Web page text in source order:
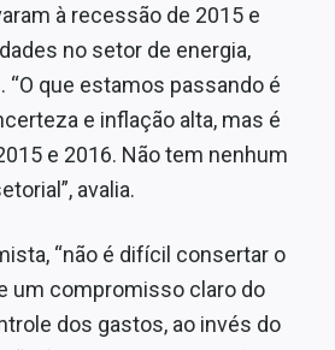
à recessão de 2015 e
no setor de energia,
“O que estamos passando é
e inflação alta, mas é
e 2016. Não tem nenhum
avalia.
“não é difícil consertar o
um compromisso claro do
dos gastos, ao invés do